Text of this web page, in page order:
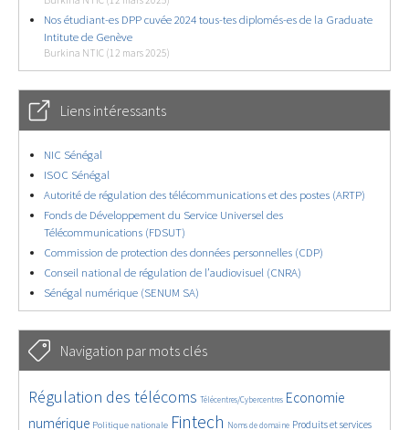
Nos étudiant-es DPP cuvée 2024 tous-tes diplomés-es de la Graduate
Intitute de Genève
Burkina NTIC (12 mars 2025)
Liens intéressants
NIC Sénégal
ISOC Sénégal
Autorité de régulation des télécommunications et des postes (ARTP)
Fonds de Développement du Service Universel des
Télécommunications (FDSUT)
Commission de protection des données personnelles (CDP)
Conseil national de régulation de l’audiovisuel (CNRA)
Sénégal numérique (SENUM SA)
Navigation par mots clés
4643/5764
Régulation des télécoms
359/5764 Télécentres/Cybercentres
3781/5764
Economie
numérique
1880/5764 Politique nationale
5211/5764 Fintech
683/5764 Noms de domaine
2461/5764 Produits et services
1611/5764